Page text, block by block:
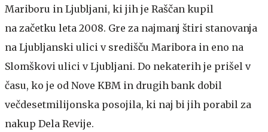
Mariboru in Ljubljani, ki jih je Raščan kupil
na začetku leta 2008. Gre za najmanj štiri stanovanja
na Ljubljanski ulici v središču Maribora in eno na
Slomškovi ulici v Ljubljani. Do nekaterih je prišel v
času, ko je od Nove KBM in drugih bank dobil
večdesetmilijonska posojila, ki naj bi jih porabil za
nakup Dela Revije.